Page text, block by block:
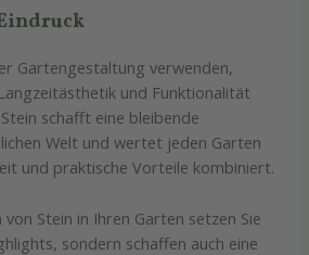
Gartengestaltung verwenden,
und Funktionalität
schafft eine bleibende
Welt und wertet jeden Garten
und praktische Vorteile kombiniert.
Stein in Ihren Garten setzen Sie
sondern schaffen auch eine